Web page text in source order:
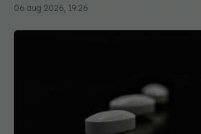
06 aug 2026, 19:26